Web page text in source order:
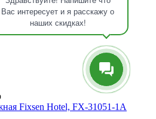
Вас интересует и я расскажу о
наших скидках!